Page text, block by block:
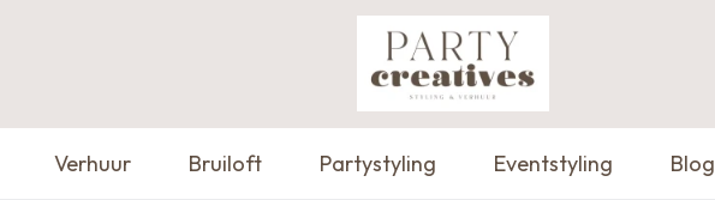
Verhuur Bruiloft Partystyling Eventstyling Blog